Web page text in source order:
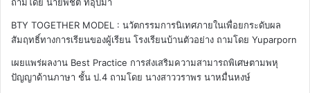
BTY TOGETHER MODEL : นวัตกรรมการนิเทศภายในเพื่อยกระดับผล
สัมฤทธิ์ทางการเรียนของผู้เรียน โรงเรียนบ้านตัวอย่าง ถามโดย Yuparporn
เผยแพร่ผลงาน Best Practice การส่งเสริมความสามารถพิเศษตามพหุ
ปัญญาด้านภาษา ชั้น ป.4 ถามโดย นางสาววราพร นาหมื่นหงษ์